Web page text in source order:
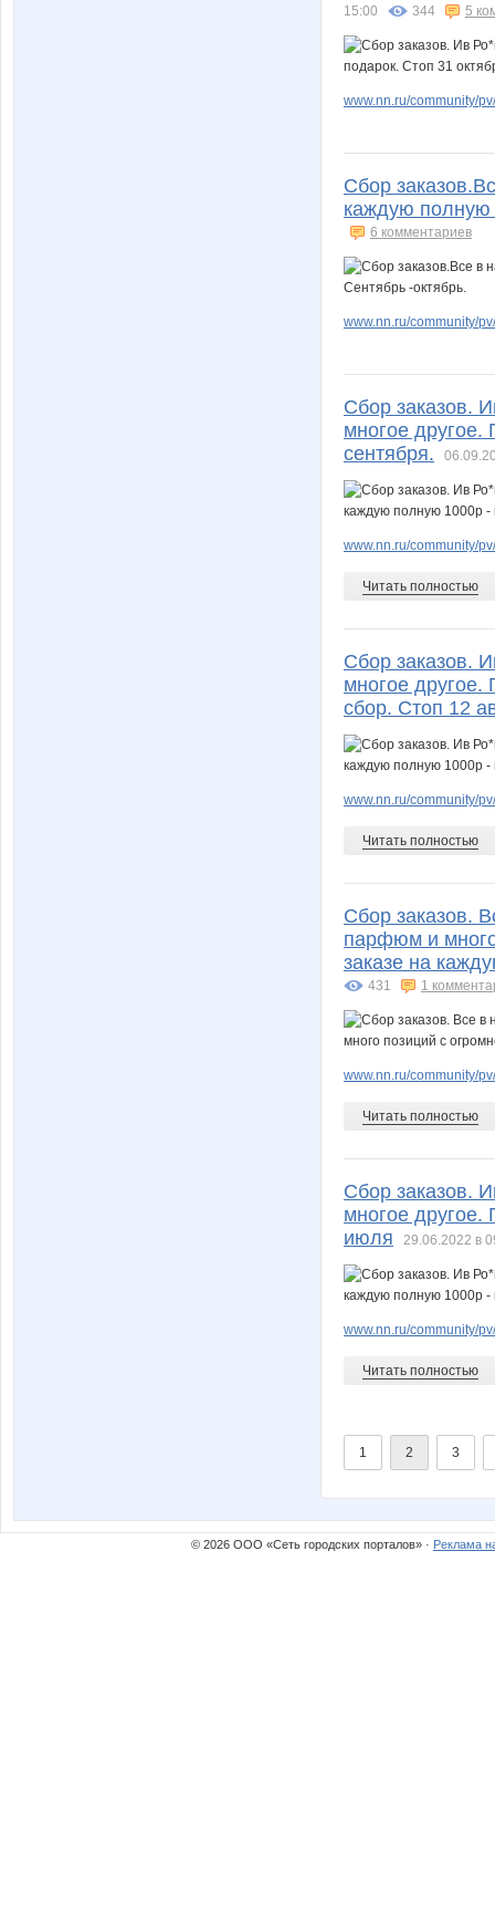
15:00 344 5
www.nn.ru/community/
Сбор
каждую полную
6 комментариев
www.nn.ru/community/
Сбор заказов.
многое
сентября.
www.nn.ru/community/
Читать полностью
Сбор заказов.
многое другое.
сбор. Стоп 12
www.nn.ru/community/
Читать полностью
Сбор заказов.
парфюм и
заказе на
431 1
www.nn.ru/community/
Читать полностью
Сбор заказов.
многое
июля
29.06.2022 в
www.nn.ru/community/
Читать полностью
1 2 3
© 2026 ООО «Сеть городских порталов» · Реклама